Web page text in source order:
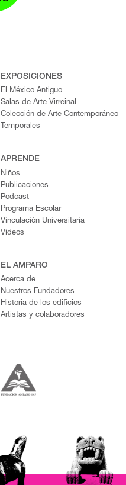
EXPOSICIONES
El México Antiguo
Salas de Arte Virreinal
Colección de Arte Contemporáneo
Temporales
APRENDE
Niños
Publicaciones
Podcast
Programa Escolar
Vinculación Universitaria
Videos
EL AMPARO
Acerca de
Nuestros Fundadores
Historia de los edificios
Artistas y colaboradores